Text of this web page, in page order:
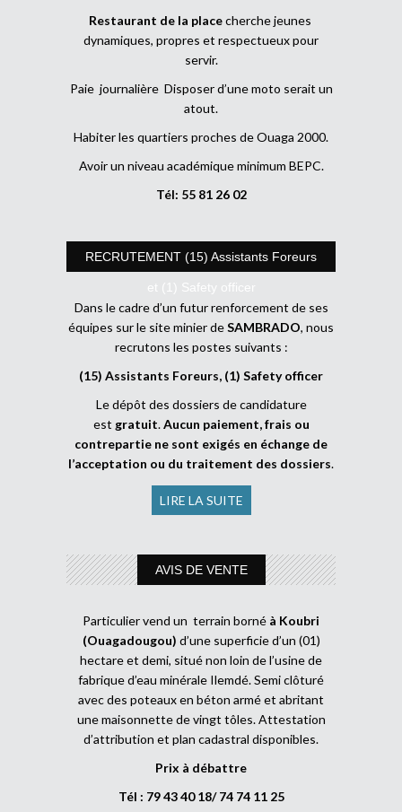
Restaurant de la placecherche jeunes
dynamiques, propres et respectueux pour
servir.
Paie journalière Disposer d’une moto serait un
atout.
Habiter les quartiers proches de Ouaga 2000.
Avoir un niveau académique minimum BEPC.
Tél: 55 81 26 02
RECRUTEMENT (15) Assistants Foreurs
et (1) Safety officer
Dans le cadre d’un futur renforcement de ses
équipes sur le site minier deSAMBRADO, nous
recrutons les postes suivants :
(15) Assistants Foreurs, (1) Safety officer
Le dépôt des dossiers de candidature
est gratuit.Aucun paiement, frais ou
contrepartie ne sont exigés en échange de
l’acceptation ou du traitement des dossiers.
LIRE LA SUITE
AVIS DE VENTE
Particulier vend un terrain borné à Koubri
(Ouagadougou) d’une superficie d’un (01)
hectare et demi, situé non loin de l’usine de
fabrique d’eau minérale Ilemdé. Semi clôturé
avec des poteaux en béton armé et abritant
une maisonnette de vingt tôles. Attestation
d’attribution et plan cadastral disponibles.
Prix à débattre
Tél : 79 43 40 18/ 74 74 11 25